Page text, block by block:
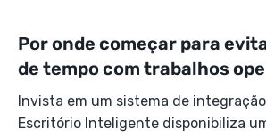
Por onde começar para
de tempo com trabalhos
Invista em um sistema de
Escritório Inteligente disponibiliza